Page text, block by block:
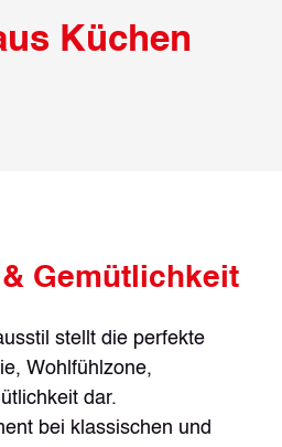
Küchen
Gemütlichkeit
stellt die perfekte
Wohlfühlzone,
dar.
bei klassischen und